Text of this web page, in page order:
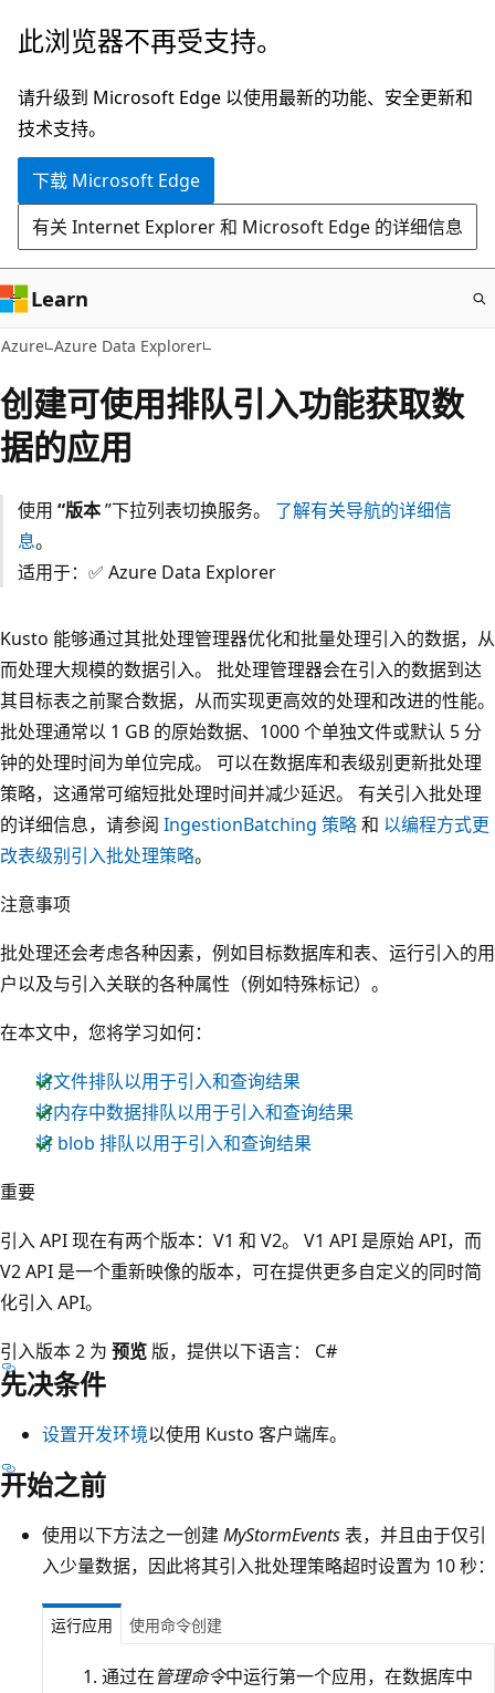
跳
主
要
内
此浏览器不再受支持。
请升级到 Microsoft Edge 以使用最新的功能、安全更新和
技术支持。
下载 Microsoft Edge
有关 Internet Explorer 和 Microsoft Edge 的详细信息
Learn
Azure Azure Data Explorer
创建可使用排队引入功能获取数
据的应用
使用 “版本”下拉列表切换服务。 了解有关导航的详细信
息。
适用于：✅ Azure Data Explorer
Kusto 能够通过其批处理管理器优化和批量处理引入的数据，从
而处理大规模的数据引入。 批处理管理器会在引入的数据到达
其目标表之前聚合数据，从而实现更高效的处理和改进的性能。
批处理通常以 1 GB 的原始数据、1000 个单独文件或默认 5 分
钟的处理时间为单位完成。 可以在数据库和表级别更新批处理
策略，这通常可缩短批处理时间并减少延迟。 有关引入批处理
的详细信息，请参阅 IngestionBatching 策略和 以编程方式更
改表级别引入批处理策略。
注意事项
批处理还会考虑各种因素，例如目标数据库和表、运行引入的用
户以及与引入关联的各种属性（例如特殊标记）。
在本文中，您将学习如何：
将文件排队以用于引入和查询结果
将内存中数据排队以用于引入和查询结果
将 blob 排队以用于引入和查询结果
重要
引入 API 现在有两个版本：V1 和 V2。 V1 API 是原始 API，而
V2 API 是一个重新映像的版本，可在提供更多自定义的同时简
化引入 API。
引入版本 2 为 预览 版，提供以下语言： C#
先决条件
设置开发环境以使用 Kusto 客户端库。
开始之前
使用以下方法之一创建MyStormEvents表，并且由于仅引
入少量数据，因此将其引入批处理策略超时设置为 10 秒：
运行应用 使用命令创建
通过在管理命令中运行第一个应用，在数据库中